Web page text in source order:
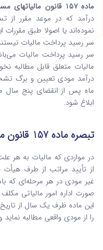
ماده 157 قانون مالیاتهای مستقیم
درآمد که در موعد مقرر از
نموده‌اند یا اصولا طبق
سر رسید پرداخت‌ مالیات
سر رسید پرداخت مالیات
مالیات‌ متعلق قابل مطالبه
درآمد مودی تعیین و برگ
ماه ‌پس از انقضای پنج
ابلاغ ‌شود.
تبصره ماده 157 قانون مالیاتهای مستقیم
در مواردی که مالیات به هر
از تأیید مراتب از طرف هیأت
غیر مودی در هر مرحله‌ای که
صورت اداره امور مالیاتی
این ماده ظرف یک سال از
را از مودی واقعی مطالبه